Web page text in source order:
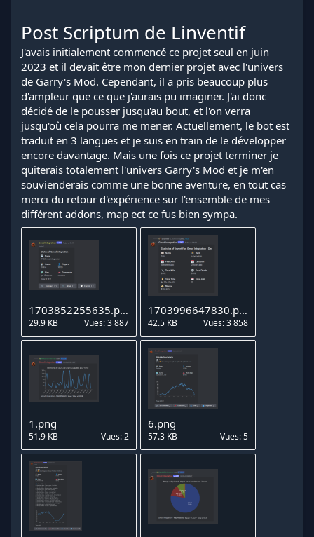
Post Scriptum de Linventif
J'avais initialement commencé ce projet seul en juin
2023 et il devait être mon dernier projet avec l'univers
de Garry's Mod. Cependant, il a pris beaucoup plus
d'ampleur que ce que j'aurais pu imaginer. J'ai donc
décidé de le pousser jusqu'au bout, et l'on verra
jusqu'où cela pourra me mener. Actuellement, le bot est
traduit en 3 langues et je suis en train de le développer
encore davantage. Mais une fois ce projet terminer je
quiterais totalement l'univers Garry's Mod et je m'en
souvienderais comme une bonne aventure, en tout cas
merci du retour d'expérience sur l'ensemble de mes
différent addons, map ect ce fus bien sympa.
1703852255635.png
29.9 KB Vues: 3 887
1703996647830.png
42.5 KB Vues: 3 858
1.png
51.9 KB Vues: 2
6.png
57.3 KB Vues: 5